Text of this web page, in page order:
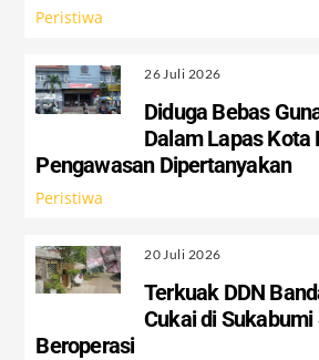
Peristiwa
26 Juli 2026
Diduga Bebas
Dalam Lapas Kota
Pengawasan Dipertanyakan
Peristiwa
20 Juli 2026
Terkuak DDN
Cukai di Sukabumi
Beroperasi